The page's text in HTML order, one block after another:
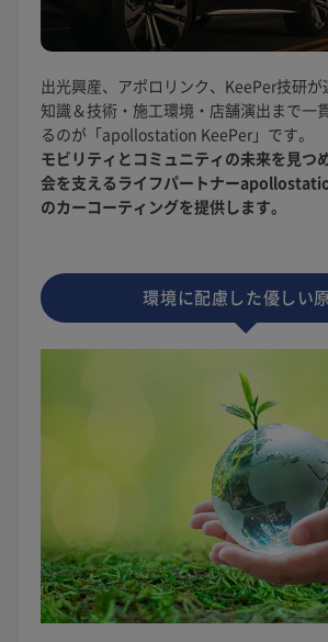
出光興産、アポロリンク、KeePer技研が
知識＆技術・施工環境・店舗演出まで一
るのが「apollostation KeePer」です。
モビリティとコミュニティの未来を見つ
会を支えるライフパートナー
のカーコーティングを提供します。
環境に配慮した優しい